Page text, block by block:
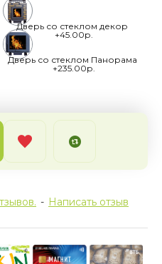
- Написать отзыв
Дверь со стеклом декор
+45.00р.
Дверь со стеклом Панорама
+235.00р.